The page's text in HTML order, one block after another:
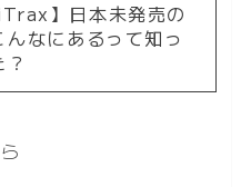
】日本未発売の
んなにあるって知っ